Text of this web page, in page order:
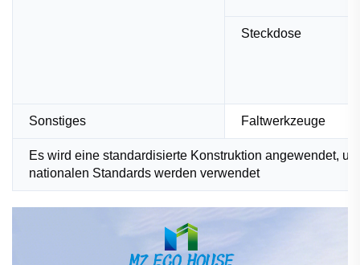
Steckdose
Sonstiges Faltwerkzeuge
Es wird eine standardisierte Konstruktion angewendet,
nationalen Standards werden verwendet